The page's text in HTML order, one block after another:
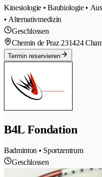
Kinesiologie • Baubiologie •
• Alternativmedizin
Geschlossen
Chemin de Praz 231424
Termin reservieren
B4L Fondation
Badminton • Sportzentrum
Geschlossen